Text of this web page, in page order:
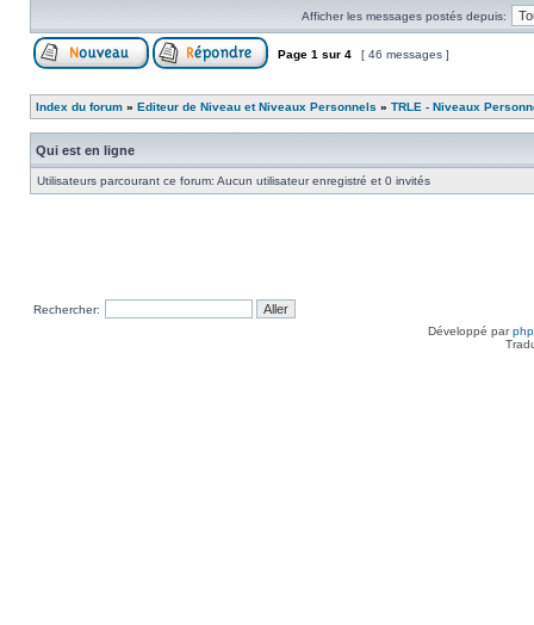
Afficher les messages postés depuis:
Page 1 sur 4 [ 46 messages ]
Index du forum » Editeur de Niveau et Niveaux Personnels » TRLE - Niveaux
Qui est en ligne
Utilisateurs parcourant ce forum: Aucun utilisateur enregistré et 0 invités
Rechercher:
Développé par